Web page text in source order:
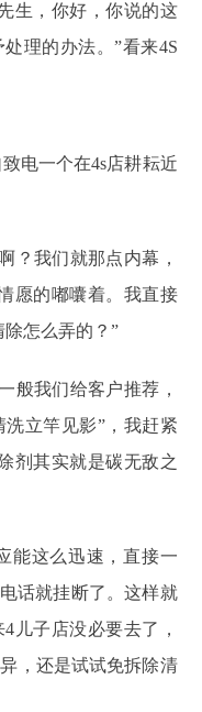
生，你好，你说的这
理的办法。”看来4S
电一个在4s店耕耘近
？我们就那点内幕，
愿的嘟囔着。我直接
怎么弄的？”
般我们给客户推荐，
立竿见影”，我赶紧
剂其实就是碳无敌之
能这么迅速，直接一
话就挂断了。这样就
儿子店没必要去了，
，还是试试免拆除清